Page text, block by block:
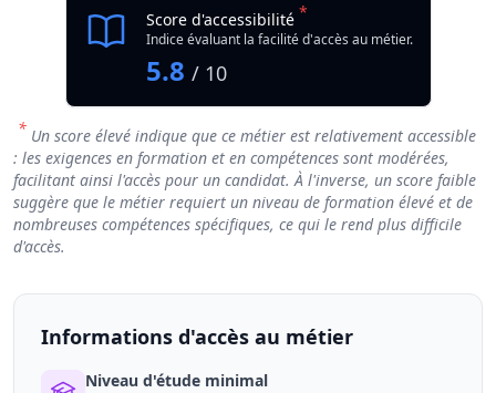
Score d'accessibilité *
Indice évaluant la facilité d'accès au métier.
5.8 / 10
* Un score élevé indique que ce métier est relativement accessible
: les exigences en formation et en compétences sont modérées,
facilitant ainsi l'accès pour un candidat. À l'inverse, un score faible
suggère que le métier requiert un niveau de formation élevé et de
nombreuses compétences spécifiques, ce qui le rend plus difficile
d'accès.
Informations d'accès au métier
Niveau d'étude minimal